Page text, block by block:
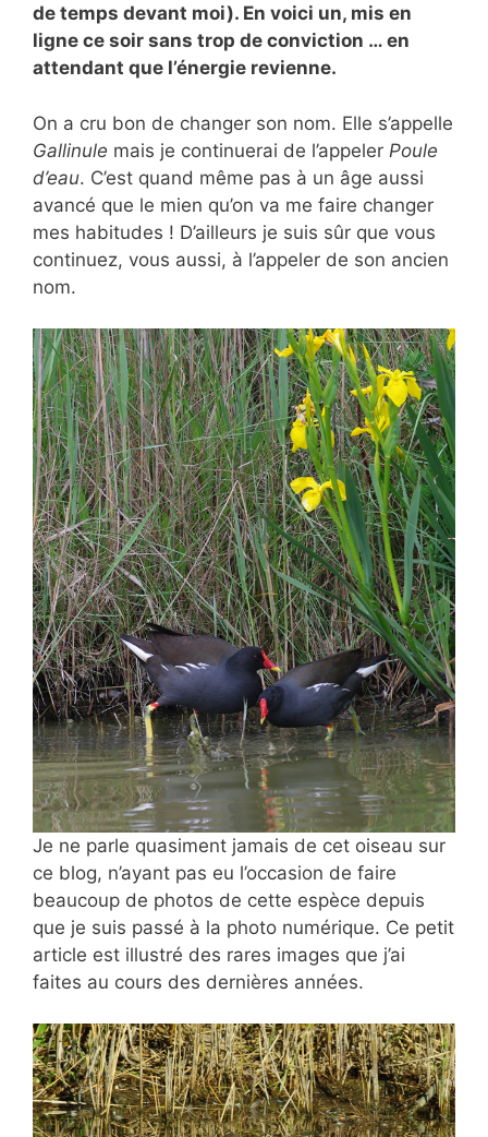
de temps devant moi). En voici un, mis en
ligne ce soir sans trop de conviction … en
attendant que l’énergie revienne.
On a cru bon de changer son nom. Elle s’appelle
Gallinule mais je continuerai de l’appeler Poule
d’eau. C’est quand même pas à un âge aussi
avancé que le mien qu’on va me faire changer
mes habitudes ! D’ailleurs je suis sûr que vous
continuez, vous aussi, à l’appeler de son ancien
nom.
Je ne parle quasiment jamais de cet oiseau sur
ce blog, n’ayant pas eu l’occasion de faire
beaucoup de photos de cette espèce depuis
que je suis passé à la photo numérique. Ce petit
article est illustré des rares images que j’ai
faites au cours des dernières années.